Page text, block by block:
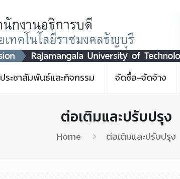
ประชาสัมพันธ์และกิจกรรม จัดซื้อ-จัดจ้าง
ต่อเติมและปรับปรุง
Home ต่อเติมและปรับปรุง